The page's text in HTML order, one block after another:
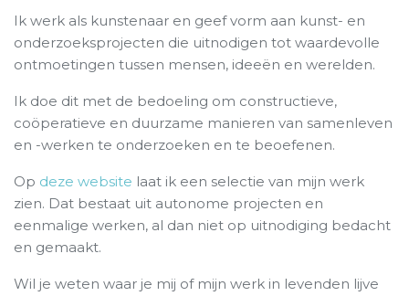
Ik werk als kunstenaar en geef vorm aan kunst- en
onderzoeksprojecten die uitnodigen tot waardevolle
ontmoetingen tussen mensen, ideeën en werelden.
Ik doe dit met de bedoeling om constructieve,
coöperatieve en duurzame manieren van samenleven
en -werken te onderzoeken en te beoefenen.
Op deze website laat ik een selectie van mijn werk
zien. Dat bestaat uit autonome projecten en
eenmalige werken, al dan niet op uitnodiging bedacht
en gemaakt.
Wil je weten waar je mij of mijn werk in levenden lijve